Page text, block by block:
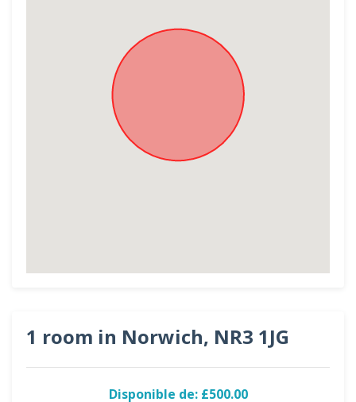
1 room in Norwich, NR3 1JG
Disponible de: £500.00